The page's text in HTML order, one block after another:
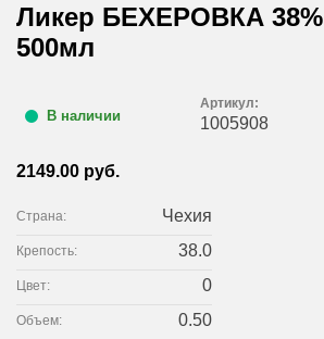
Ликер БЕХЕРОВКА 38%
500мл
В наличии
Артикул:
1005908
2149.00 руб.
Страна: Чехия
Крепость: 38.0
Цвет: 0
Объем: 0.50